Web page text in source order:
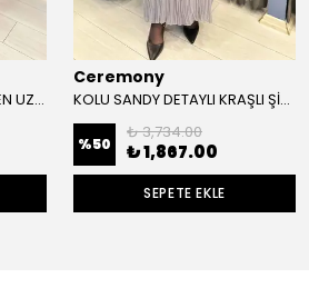
CUPRA ŞERİTLİ TRİKO KETEN UZUN ELBİSE
Ceremony
KOLU SANDY DETAYLI KRAŞLI ŞİFON ELBİSE
%50
₺ 3,734.00
₺ 1,867.00
SEPETE EKLE